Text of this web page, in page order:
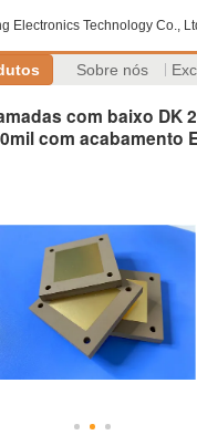
Electronics Technology Co.,
Sobre nós
com baixo DK
com acabamento